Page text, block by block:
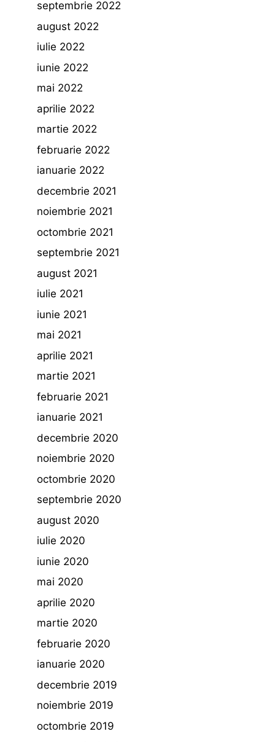
septembrie 2022
august 2022
iulie 2022
iunie 2022
mai 2022
aprilie 2022
martie 2022
februarie 2022
ianuarie 2022
decembrie 2021
noiembrie 2021
octombrie 2021
septembrie 2021
august 2021
iulie 2021
iunie 2021
mai 2021
aprilie 2021
martie 2021
februarie 2021
ianuarie 2021
decembrie 2020
noiembrie 2020
octombrie 2020
septembrie 2020
august 2020
iulie 2020
iunie 2020
mai 2020
aprilie 2020
martie 2020
februarie 2020
ianuarie 2020
decembrie 2019
noiembrie 2019
octombrie 2019